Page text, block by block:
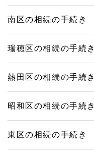
南区の相続の手続き
瑞穂区の相続の手続き
熱田区の相続の手続き
昭和区の相続の手続き
東区の相続の手続き